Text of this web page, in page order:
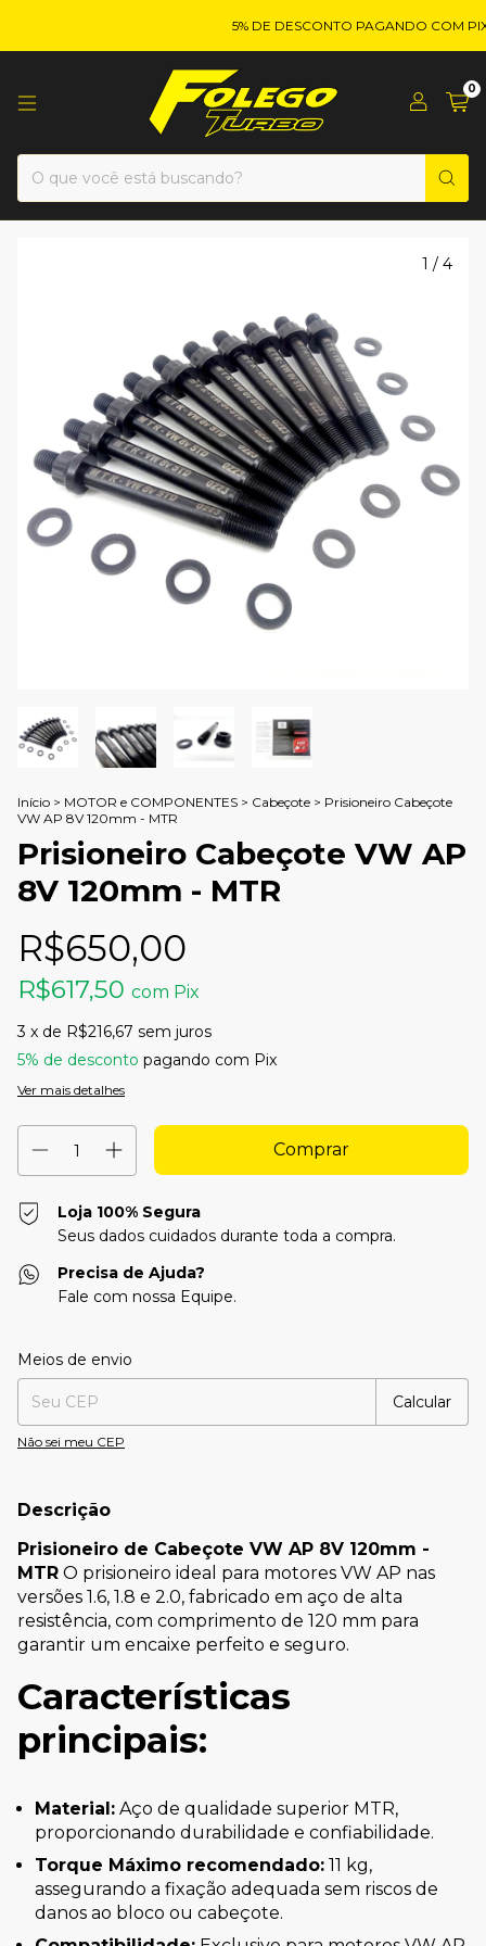
5% DE DESCONTO PAGANDO COM PIX!
0
1 / 4
Início > MOTOR e COMPONENTES > Cabeçote > Prisioneiro Cabeçote
VW AP 8V 120mm - MTR
Prisioneiro Cabeçote VW AP
8V 120mm - MTR
R$650,00
R$617,50 com Pix
3 x de R$216,67 sem juros
5% de desconto pagando com Pix
Ver mais detalhes
Loja 100% Segura
Seus dados cuidados durante toda a compra.
Precisa de Ajuda?
Fale com nossa Equipe.
Entregas para o CEP:
Meios de envio
Calcular
Não sei meu CEP
Descrição
Prisioneiro de Cabeçote VW AP 8V 120mm -
MTR O prisioneiro ideal para motores VW AP nas
versões 1.6, 1.8 e 2.0, fabricado em aço de alta
resistência, com comprimento de 120 mm para
garantir um encaixe perfeito e seguro.
Características
principais:
Material: Aço de qualidade superior MTR,
proporcionando durabilidade e confiabilidade.
Torque Máximo recomendado: 11 kg,
assegurando a fixação adequada sem riscos de
danos ao bloco ou cabeçote.